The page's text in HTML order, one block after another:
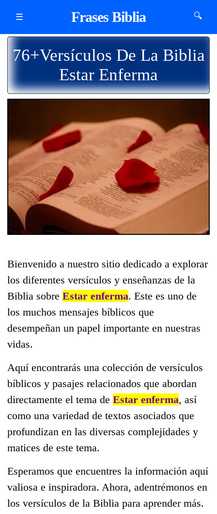
☰ Frases Biblia 🔍
76+Versículos De La Biblia
Estar Enferma
Bienvenido a nuestro sitio dedicado a explorar
los diferentes versículos y enseñanzas de la
Biblia sobre Estar enferma. Este es uno de
los muchos mensajes bíblicos que
desempeñan un papel importante en nuestras
vidas.
Aquí encontrarás una colección de versículos
bíblicos y pasajes relacionados que abordan
directamente el tema de Estar enferma, así
como una variedad de textos asociados que
profundizan en las diversas complejidades y
matices de este tema.
Esperamos que encuentres la información aquí
valiosa e inspiradora. Ahora, adentrémonos en
los versículos de la Biblia para aprender más.